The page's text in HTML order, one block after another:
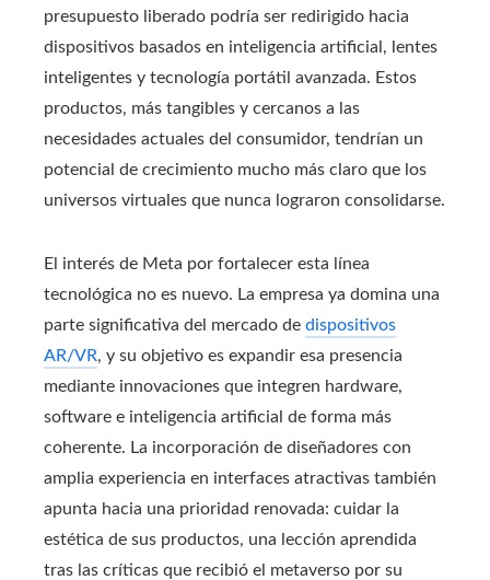
presupuesto liberado podría ser redirigido hacia
dispositivos basados en inteligencia artificial, lentes
inteligentes y tecnología portátil avanzada. Estos
productos, más tangibles y cercanos a las
necesidades actuales del consumidor, tendrían un
potencial de crecimiento mucho más claro que los
universos virtuales que nunca lograron consolidarse.
El interés de Meta por fortalecer esta línea
tecnológica no es nuevo. La empresa ya domina una
parte significativa del mercado de dispositivos
AR/VR, y su objetivo es expandir esa presencia
mediante innovaciones que integren hardware,
software e inteligencia artificial de forma más
coherente. La incorporación de diseñadores con
amplia experiencia en interfaces atractivas también
apunta hacia una prioridad renovada: cuidar la
estética de sus productos, una lección aprendida
tras las críticas que recibió el metaverso por su